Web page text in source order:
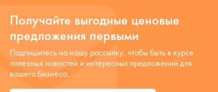
Получайте выгодные ценовые
предложения первыми
Подпишитесь на нашу рассылку, чтобы быть в курсе
полезных новостей и интересных предложений для
вашего бизнеса.